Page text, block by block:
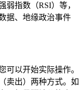
弱指数（RSI）等，
据、地缘政治事件
可以开始实际操作。
卖出）两种方式。如